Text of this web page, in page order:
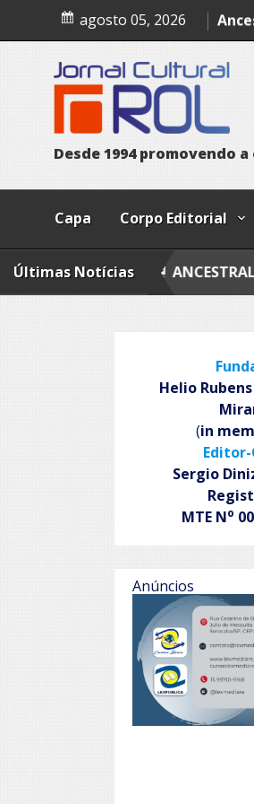
content
agosto 05, 2026
O
Desde1994 promovendo a
Capa Corpo Editorial
Últimas Notícias
ANCESTRALIDADE E
Helio
(in
Sergio
MTE No
Anúncios